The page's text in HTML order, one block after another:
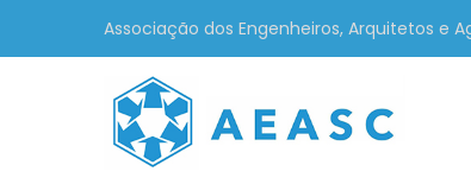
Associação dos Engenheiros, Arquitetos e